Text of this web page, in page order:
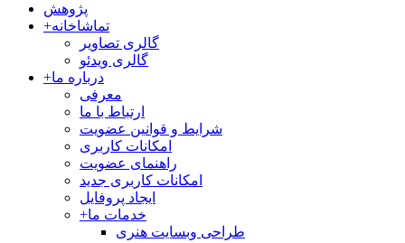
پژوهش
+تماشاخانه
گالری تصاویر
گالری ویدئو
+درباره ما
معرفی
ارتباط با ما
شرایط و قوانین عضویت
امکانات کاربری
راهنمای عضویت
امکانات کاربری جدید
ایجاد پروفایل
+خدمات ما
طراحی وبسایت هنری